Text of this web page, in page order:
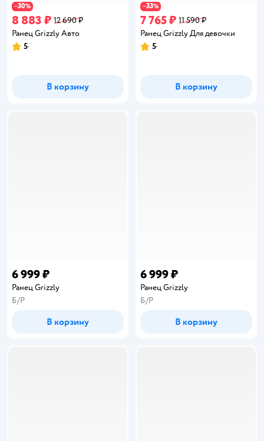
−30%
8 883 ₽ 12 690 ₽
Ранец Grizzly Авто
Рейтинг:
5
В корзину
−33%
7 765 ₽ 11 590 ₽
Ранец Grizzly Для девочки
Рейтинг:
5
В корзину
6 999 ₽
Ранец Grizzly
Б/Р
В корзину
6 999 ₽
Ранец Grizzly
Б/Р
В корзину